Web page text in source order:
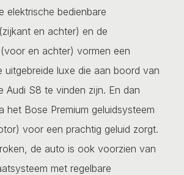
elektrische bedienbare
en achter) en de
en achter) vormen een
uitgebreide luxe die aan boord van
Audi S8 te vinden zijn. En dan
het Bose Premium geluidsysteem
voor een prachtig geluid zorgt.
de auto is ook voorzien van
met regelbare